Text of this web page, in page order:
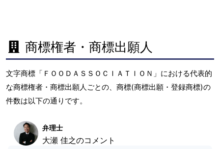
商標権者・商標出願人
文字商標「ＦＯＯＤＡＳＳＯＣＩＡＴＩＯＮ」における代表的
な商標権者・商標出願人ごとの、商標(商標出願・登録商標)の
件数は以下の通りです。
弁理士
大瀬 佳之のコメント